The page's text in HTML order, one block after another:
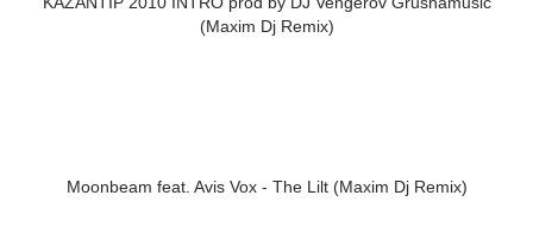
(Maxim Dj Remix)
Moonbeam feat. Avis Vox - The Lilt (Maxim Dj Remix)